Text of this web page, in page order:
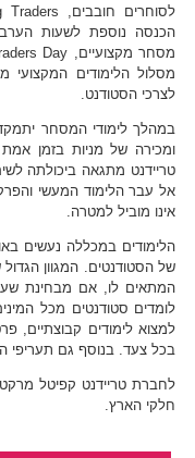
הכנסה נוספת לשעות הערב
מסלול הלימודים המקצועי
לצרכי הסטודנט.
במהלך לימודי המסחר
ומכירה של מניות בזמן
טריידנט מתגאה ביכולתה
אל עבר הלימוד המעשי
אינו מוביל למטרה.
הלימודים במכללה נעשים
של הסטודנטים. המגוון
המתאים לו, אם מבחינת
לומדים סטודנטים מכל
למצוא לימודים קבוצתיים,
בכל צעד. בנוסף גם תעריפי
לחברת טריידנט קפיטל
חלקי הארץ.